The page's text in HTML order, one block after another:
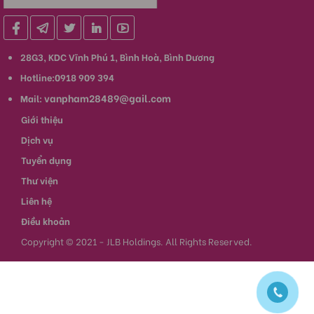
28G3, KDC Vĩnh Phú 1, Bình Hoà, Bình Dương
Hotline:0918 909 394
Mail: vanpham28489@gail.com
Giới thiệu
Dịch vụ
Tuyển dụng
Thư viện
Liên hệ
Điều khoản
Copyright © 2021 - JLB Holdings. All Rights Reserved.